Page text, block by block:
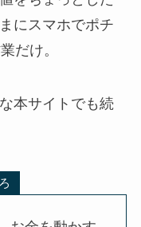
にスマホでポチ
だけ。
本サイトでも続